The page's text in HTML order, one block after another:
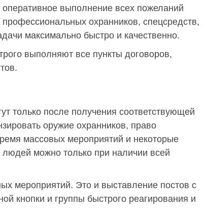
оперативное выполнение всех пожеланий
охранников, спецсредств,
максимально быстро и качественно.
выполняют все пункты договоров,
только после получения соответствующей
оружие охранников, право
массовых мероприятий и некоторые
людей можно только при наличии всей
мероприятий. Это и выставление постов с
кнопки и группы быстрого реагирования и